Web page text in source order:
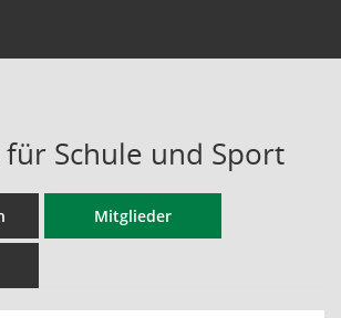
für Schule und Sport
Mitglieder